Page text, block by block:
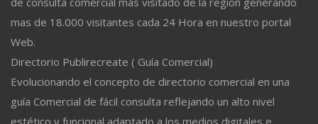
mas de 18.000 visitantes cada 24 Hora en nuestro portal
Web.
Directorio Publirecreate ( Guía Comercial)
Evolucionando el concepto de directorio comercial en una
guía Comercial de fácil consulta reflejando un alto nivel
estético y funcional adaptado a los medios digitales e